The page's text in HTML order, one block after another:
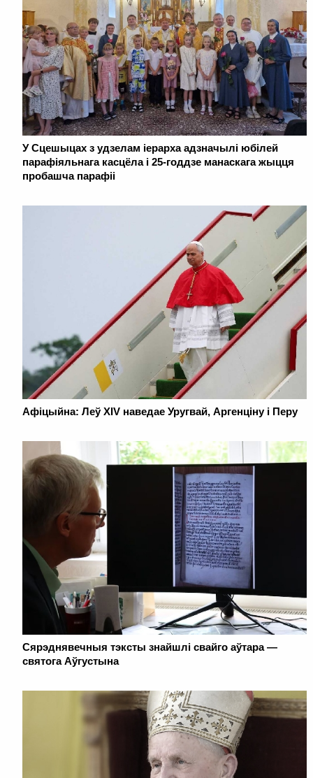
У Сцешыцах з удзелам іерарха адзначылі юбілей
парафіяльнага касцёла і 25-годдзе манаскага жыцця
пробашча парафіі
Афіцыйна: Леў XIV наведае Уругвай, Аргенціну і Перу
Сярэднявечныя тэксты знайшлі свайго аўтара —
святога Аўгустына